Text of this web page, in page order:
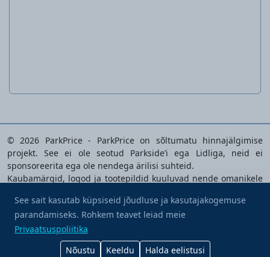
© 2026 ParkPrice - ParkPrice on sõltumatu hinnajälgimise
projekt. See ei ole seotud Parkside’i ega Lidliga, neid ei
sponsoreerita ega ole nendega ärilisi suhteid.
Kaubamärgid, logod ja tootepildid kuuluvad nende omanikele
tuvastamiseks.
Privaatsuspoliitika |Kasutustingimused|
eelistused|Kontakt
Osta mulle kohv
See sait kasutab küpsiseid jõudluse ja kasutajakogemuse
parandamiseks. Rohkem teavet leiad meie
Privaatsuspoliitika
Nõustu
Keeldu Halda eelistusi